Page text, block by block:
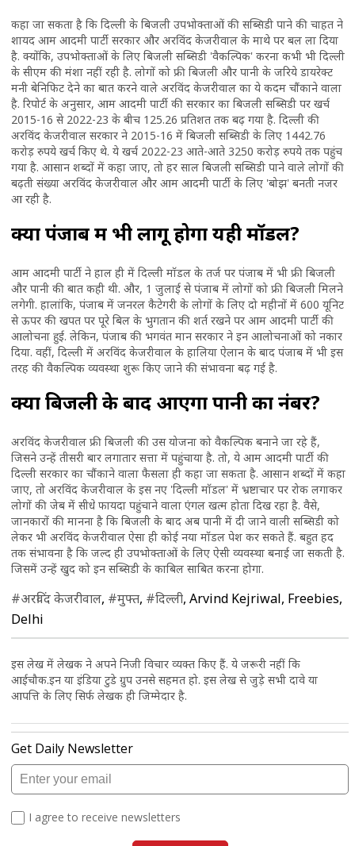
कहा जा सकता है कि दिल्ली के बिजली उपभोक्ताओं की सब्सिडी पाने की चाहत ने
शायद आम आदमी पार्टी सरकार और अरविंद केजरीवाल के माथे पर बल ला दिया
है. क्योंकि, उपभोक्ताओं के लिए बिजली सब्सिडी 'वैकल्पिक' करना कभी भी दिल्ली
के सीएम की मंशा नहीं रही है. लोगों को फ्री बिजली और पानी के जरिये डायरेक्ट
मनी बेनिफिट देने का बात करने वाले अरविंद केजरीवाल का ये कदम चौंकाने वाला
है. रिपोर्ट के अनुसार, आम आदमी पार्टी की सरकार का बिजली सब्सिडी पर खर्च
2015-16 से 2022-23 के बीच 125.26 प्रतिशत तक बढ़ गया है. दिल्ली की
अरविंद केजरीवाल सरकार ने 2015-16 में बिजली सब्सिडी के लिए 1442.76
करोड़ रुपये खर्च किए थे. ये खर्च 2022-23 आते-आते 3250 करोड़ रुपये तक पहुंच
गया है. आसान शब्दों में कहा जाए, तो हर साल बिजली सब्सिडी पाने वाले लोगों की
बढ़ती संख्या अरविंद केजरीवाल और आम आदमी पार्टी के लिए 'बोझ' बनती नजर
आ रही है.
क्या पंजाब में भी लागू होगा यही मॉडल?
आम आदमी पार्टी ने हाल ही में दिल्ली मॉडल के तर्ज पर पंजाब में भी फ्री बिजली
और पानी की बात कही थी. और, 1 जुलाई से पंजाब में लोगों को फ्री बिजली मिलने
लगेगी. हालांकि, पंजाब में जनरल कैटेगरी के लोगों के लिए दो महीनों में 600 यूनिट
से ऊपर की खपत पर पूरे बिल के भुगतान की शर्त रखने पर आम आदमी पार्टी की
आलोचना हुई. लेकिन, पंजाब की भगवंत मान सरकार ने इन आलोचनाओं को नकार
दिया. वहीं, दिल्ली में अरविंद केजरीवाल के हालिया ऐलान के बाद पंजाब में भी इस
तरह की वैकल्पिक व्यवस्था शुरू किए जाने की संभावना बढ़ गई है.
क्या बिजली के बाद आएगा पानी का नंबर?
अरविंद केजरीवाल फ्री बिजली की उस योजना को वैकल्पिक बनाने जा रहे हैं,
जिसने उन्हें तीसरी बार लगातार सत्ता में पहुंचाया है. तो, ये आम आदमी पार्टी की
दिल्ली सरकार का चौंकाने वाला फैसला ही कहा जा सकता है. आसान शब्दों में कहा
जाए, तो अरविंद केजरीवाल के इस नए 'दिल्ली मॉडल' में भ्रष्टाचार पर रोक लगाकर
लोगों की जेब में सीधे फायदा पहुंचाने वाला एंगल खत्म होता दिख रहा है. वैसे,
जानकारों की मानना है कि बिजली के बाद अब पानी में दी जाने वाली सब्सिडी को
लेकर भी अरविंद केजरीवाल ऐसा ही कोई नया मॉडल पेश कर सकते हैं. बहुत हद
तक संभावना है कि जल्द ही उपभोक्ताओं के लिए ऐसी व्यवस्था बनाई जा सकती है.
जिसमें उन्हें खुद को इन सब्सिडी के काबिल साबित करना होगा.
#अरविंद केजरीवाल, #मुफ्त, #दिल्ली, Arvind Kejriwal, Freebies,
Delhi
इस लेख में लेखक ने अपने निजी विचार व्यक्त किए हैं. ये जरूरी नहीं कि
आईचौक.इन या इंडिया टुडे ग्रुप उनसे सहमत हो. इस लेख से जुड़े सभी दावे या
आपत्ति के लिए सिर्फ लेखक ही जिम्मेदार है.